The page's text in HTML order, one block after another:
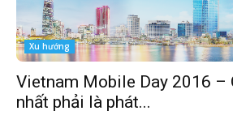
Xu hướng
Vietnam Mobile Day 2016 –
nhất phải là phát...